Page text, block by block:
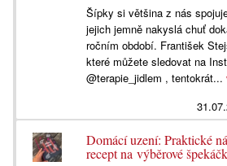
Šípky si většina z nás
jejich jemně nakyslá chuť
ročním období. František
které můžete sledovat na
@terapie_jidlem , tentokrát...
Domácí uzení: Praktické
recept na výběrové